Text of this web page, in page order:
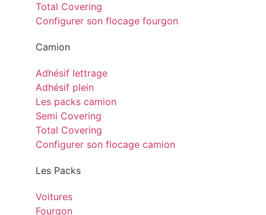
Total Covering
Configurer son flocage fourgon
Camion
Adhésif lettrage
Adhésif plein
Les packs camion
Semi Covering
Total Covering
Configurer son flocage camion
Les Packs
Voitures
Fourgon